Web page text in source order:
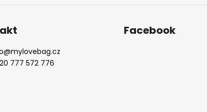
@mylovebag.cz
777 572 776
Facebook